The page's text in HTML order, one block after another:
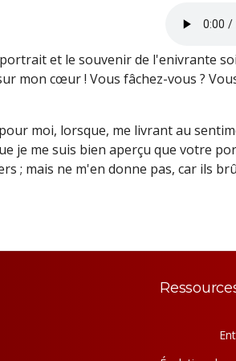
et le souvenir de l'enivrante
mon cœur ! Vous fâchez-vous ?
moi, lorsque, me livrant au
je me suis bien aperçu que votre
; mais ne m'en donne pas, car ils